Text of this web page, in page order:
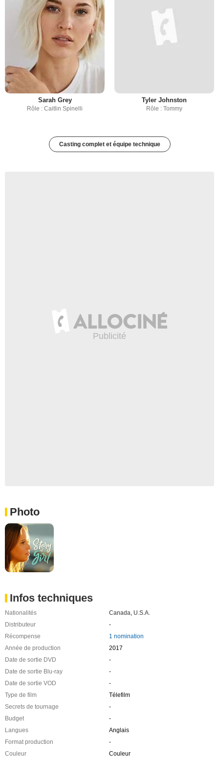
Sarah Grey
Rôle : Caitlin Spinelli
Tyler Johnston
Rôle : Tommy
Casting complet et équipe technique
Photo
Infos techniques
Nationalités Canada, U.S.A.
Distributeur
-
Récompense
1 nomination
Année de production
2017
Date de sortie DVD
-
Date de sortie Blu-ray
-
Date de sortie VOD
-
Type de film
Télefilm
Secrets de tournage
-
Budget
-
Langues
Anglais
Format production
-
Couleur
Couleur